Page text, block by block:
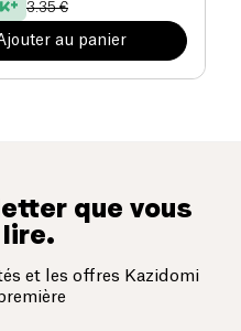
3.35 €
au panier
que vous
et les offres Kazidomi